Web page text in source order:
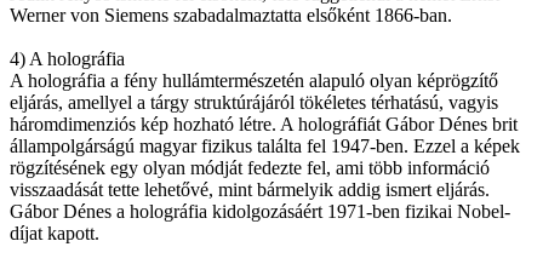
Werner von Siemens szabadalmaztatta elsőként 1866-ban.
4) A holográfia
A holográfia a fény hullámtermészetén alapuló olyan képrögzítő
eljárás, amellyel a tárgy struktúrájáról tökéletes térhatású, vagyis
háromdimenziós kép hozható létre. A holográfiát Gábor Dénes brit
állampolgárságú magyar fizikus találta fel 1947-ben. Ezzel a képek
rögzítésének egy olyan módját fedezte fel, ami több információ
visszaadását tette lehetővé, mint bármelyik addig ismert eljárás.
Gábor Dénes a holográfia kidolgozásáért 1971-ben fizikai Nobel-
díjat kapott.